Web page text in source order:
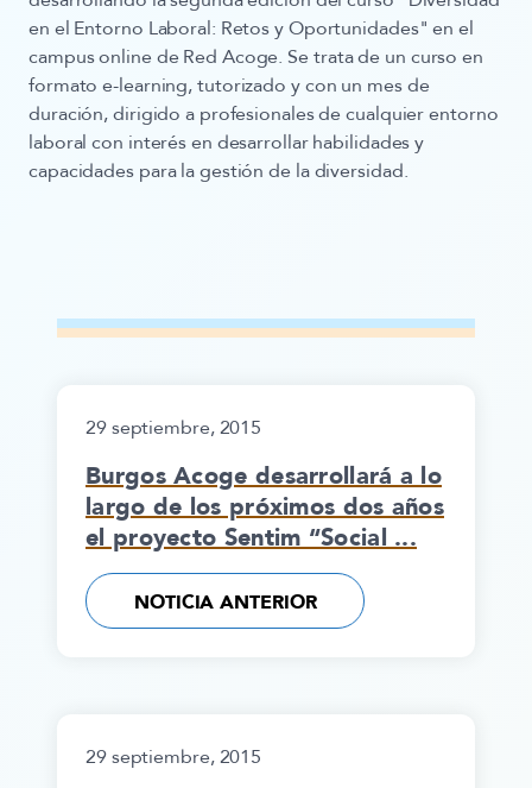
en el Entorno Laboral: Retos y Oportunidades" en el
campus online de Red Acoge. Se trata de un curso en
formato e-learning, tutorizado y con un mes de
duración, dirigido a profesionales de cualquier entorno
laboral con interés en desarrollar habilidades y
capacidades para la gestión de la diversidad.
29 septiembre, 2015
Burgos Acoge desarrollará a lo
largo de los próximos dos años
el proyecto Sentim “Social ...
NOTICIA ANTERIOR
29 septiembre, 2015